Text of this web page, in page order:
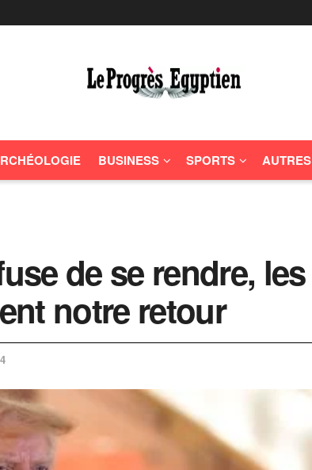
BUSINESS SPORTS AUTRES
de se rendre, les
notre retour